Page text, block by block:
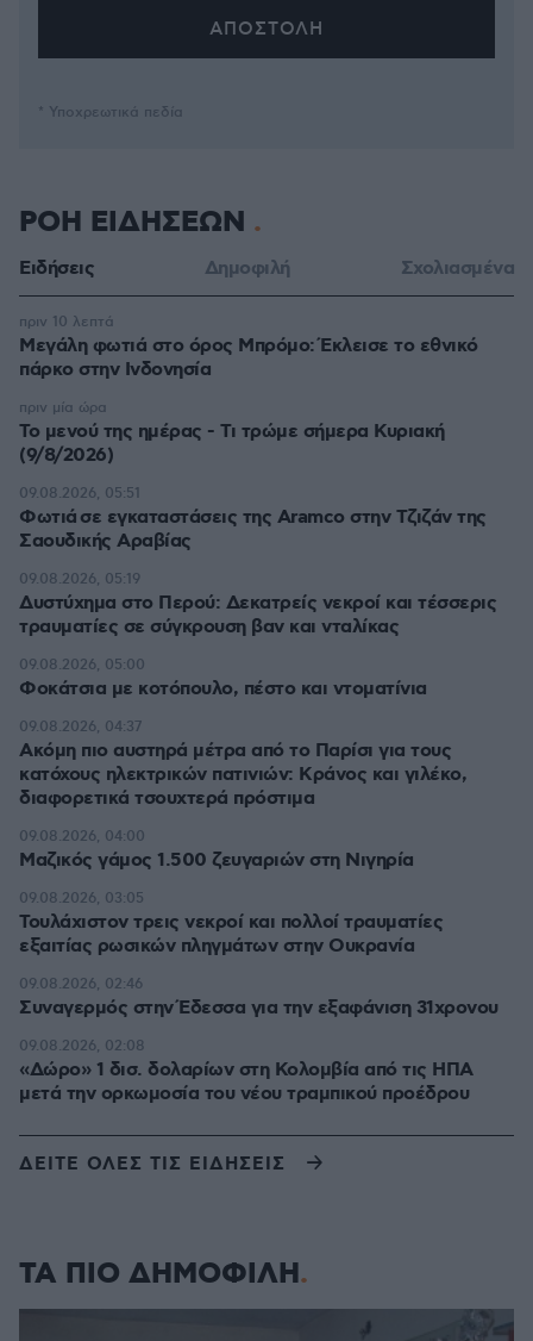
* Υποχρεωτικά πεδία
ΡΟΗ ΕΙΔΗΣΕΩΝ
Ειδήσεις Δημοφιλή Σχολιασμένα
Μεγάλη φωτιά στο όρος Μπρόμο: Έκλεισε το εθνικό
πάρκο στην Ινδονησία
πριν 10 λεπτά
Το μενού της ημέρας - Τι τρώμε σήμερα Κυριακή
(9/8/2026)
πριν μία ώρα
Φωτιά σε εγκαταστάσεις της Aramco στην Τζιζάν της
Σαουδικής Αραβίας
09.08.2026, 05:51
Δυστύχημα στο Περού: Δεκατρείς νεκροί και τέσσερις
τραυματίες σε σύγκρουση βαν και νταλίκας
09.08.2026, 05:19
Φοκάτσια με κοτόπουλο, πέστο και ντοματίνια
09.08.2026, 05:00
Ακόμη πιο αυστηρά μέτρα από το Παρίσι για τους
κατόχους ηλεκτρικών πατινιών: Κράνος και γιλέκο,
διαφορετικά τσουχτερά πρόστιμα
09.08.2026, 04:37
Μαζικός γάμος 1.500 ζευγαριών στη Νιγηρία
09.08.2026, 04:00
Τουλάχιστον τρεις νεκροί και πολλοί τραυματίες
εξαιτίας ρωσικών πληγμάτων στην Ουκρανία
09.08.2026, 03:05
Συναγερμός στην Έδεσσα για την εξαφάνιση 31χρονου
09.08.2026, 02:46
«Δώρο» 1 δισ. δολαρίων στη Κολομβία από τις ΗΠΑ
μετά την ορκωμοσία του νέου τραμπικού προέδρου
09.08.2026, 02:08
ΔΕΙΤΕ ΟΛΕΣ ΤΙΣ ΕΙΔΗΣΕΙΣ
ΤΑ ΠΙΟ ΔΗΜΟΦΙΛΗ